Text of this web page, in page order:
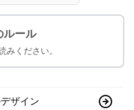
ルール
みください。
ザイン